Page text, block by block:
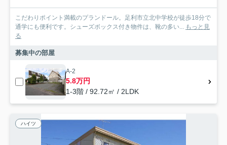
こだわりポイント満載のプランドール。足利市立北中学校が徒歩18分で
通学にも便利です。シューズボックス付き物件は、靴の多い... もっと見
る
募集中の部屋
A-2
5.8万円
1-3階 / 92.72㎡ / 2LDK
ハイツ